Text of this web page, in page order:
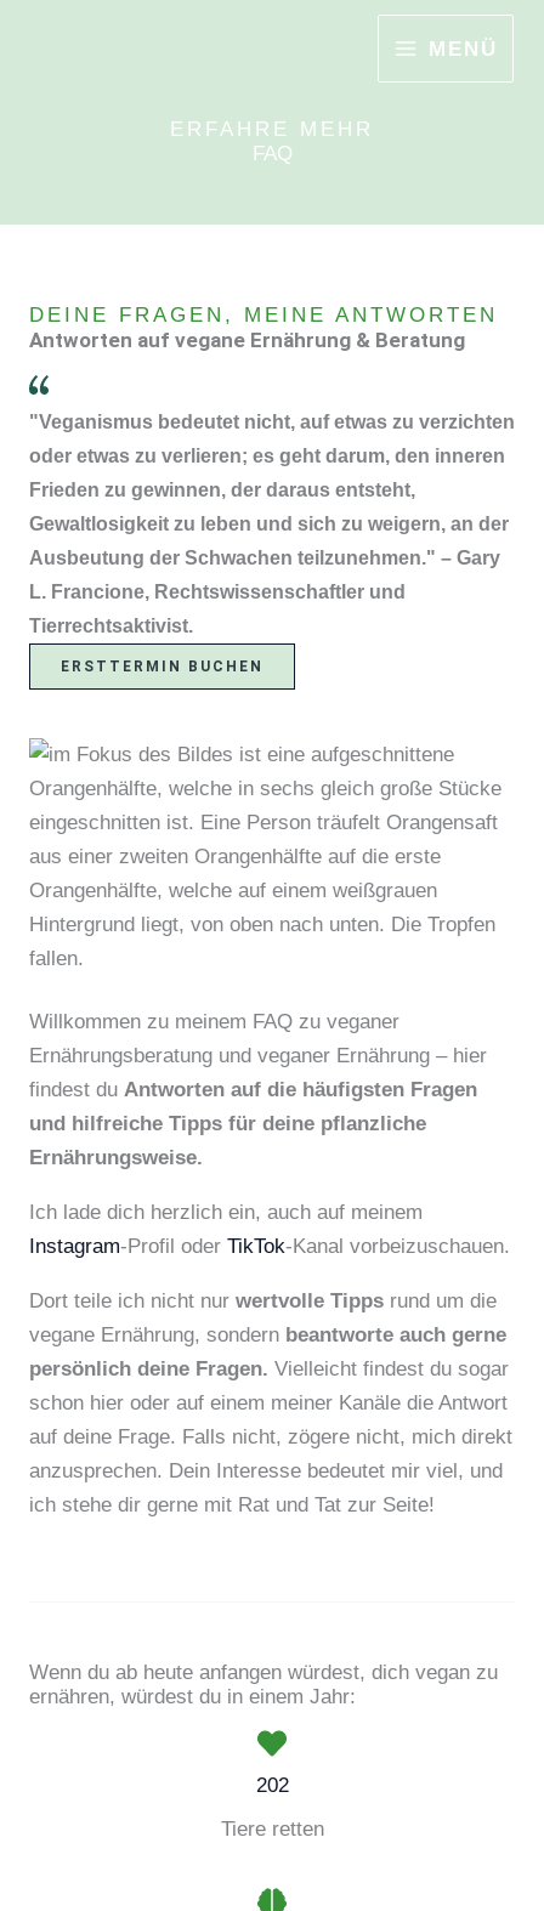
MENÜ
ERFAHRE MEHR
FAQ
DEINE FRAGEN, MEINE ANTWORTEN
Antworten auf vegane Ernährung & Beratung
"Veganismus bedeutet nicht, auf etwas zu verzichten
oder etwas zu verlieren; es geht darum, den inneren
Frieden zu gewinnen, der daraus entsteht,
Gewaltlosigkeit zu leben und sich zu weigern, an der
Ausbeutung der Schwachen teilzunehmen." – Gary
L. Francione, Rechtswissenschaftler und
Tierrechtsaktivist.
ERSTTERMIN BUCHEN
Willkommen zu meinem FAQ zu veganer
Ernährungsberatung und veganer Ernährung – hier
findest du Antworten auf die häufigsten Fragen
und hilfreiche Tipps für deine pflanzliche
Ernährungsweise.
Ich lade dich herzlich ein, auch auf meinem
Instagram-Profil oder TikTok-Kanal vorbeizuschauen.
Dort teile ich nicht nur wertvolle Tipps rund um die
vegane Ernährung, sondern beantworte auch gerne
persönlich deine Fragen. Vielleicht findest du sogar
schon hier oder auf einem meiner Kanäle die Antwort
auf deine Frage. Falls nicht, zögere nicht, mich direkt
anzusprechen. Dein Interesse bedeutet mir viel, und
ich stehe dir gerne mit Rat und Tat zur Seite!
Wenn du ab heute anfangen würdest, dich vegan zu
ernähren, würdest du in einem Jahr:
202
Tiere retten